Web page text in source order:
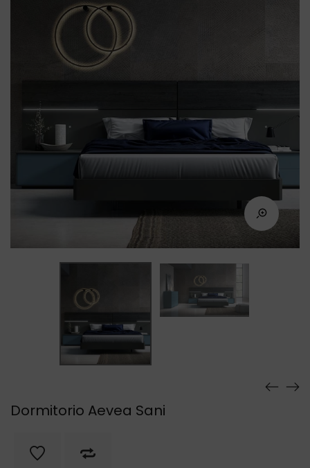
Dormitorio Aevea Sani